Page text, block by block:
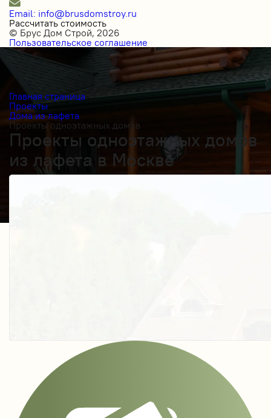
Email: info@brusdomstroy.ru
Рассчитать стоимость
© Брус Дом Строй, 2026
Пользовательское соглашение
Главная страница
Проекты
Дома из лафета
Проекты одноэтажных домов
Проекты одноэтажных домов
из лафета в Москве
Получить косультацию